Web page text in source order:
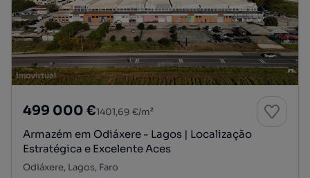
499 000 €1401,69 €/m²
Armazém em Odiáxere - Lagos | Localização
Estratégica e Excelente Aces
Odiáxere, Lagos, Faro